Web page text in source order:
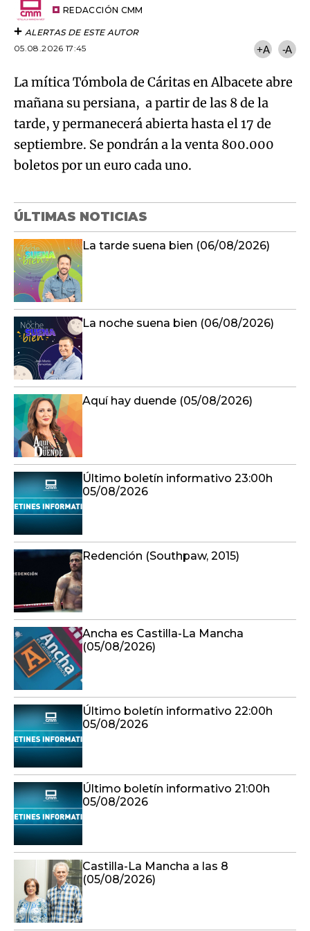
REDACCIÓN CMM
ALERTAS DE ESTE AUTOR
05.08.2026 17:45
+A -A
La mítica Tómbola de Cáritas en Albacete abre
mañana su persiana, a partir de las 8 de la
tarde, y permanecerá abierta hasta el 17 de
septiembre. Se pondrán a la venta 800.000
boletos por un euro cada uno.
ÚLTIMAS NOTICIAS
La tarde suena bien (06/08/2026)
La noche suena bien (06/08/2026)
Aquí hay duende (05/08/2026)
Último boletín informativo 23:00h
05/08/2026
Redención (Southpaw, 2015)
Ancha es Castilla-La Mancha
(05/08/2026)
Último boletín informativo 22:00h
05/08/2026
Último boletín informativo 21:00h
05/08/2026
Castilla-La Mancha a las 8
(05/08/2026)